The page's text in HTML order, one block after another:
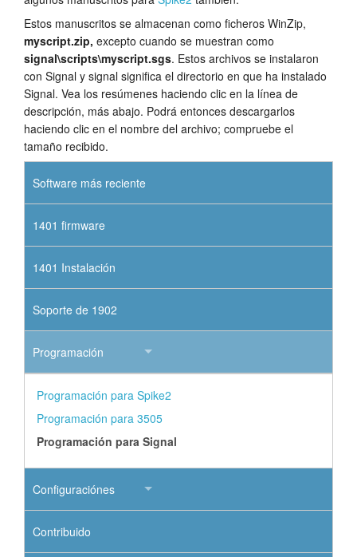
Estos manuscritos se almacenan como ficheros WinZip,
myscript.zip, excepto cuando se muestran como
signal\scripts\myscript.sgs. Estos archivos se instalaron
con Signal y signal significa el directorio en que ha instalado
Signal. Vea los resúmenes haciendo clic en la línea de
descripción, más abajo. Podrá entonces descargarlos
haciendo clic en el nombre del archivo; compruebe el
tamaño recibido.
Software más reciente
1401 firmware
1401 Instalación
Soporte de 1902
Programación
Programación para Spike2
Programación para 3505
Programación para Signal
Configuraciónes
Contribuido